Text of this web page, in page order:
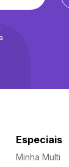
Especiais
Minha Multi